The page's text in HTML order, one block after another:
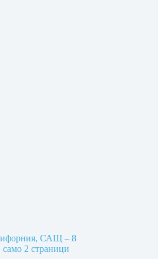
САЩ – 8
2 страници